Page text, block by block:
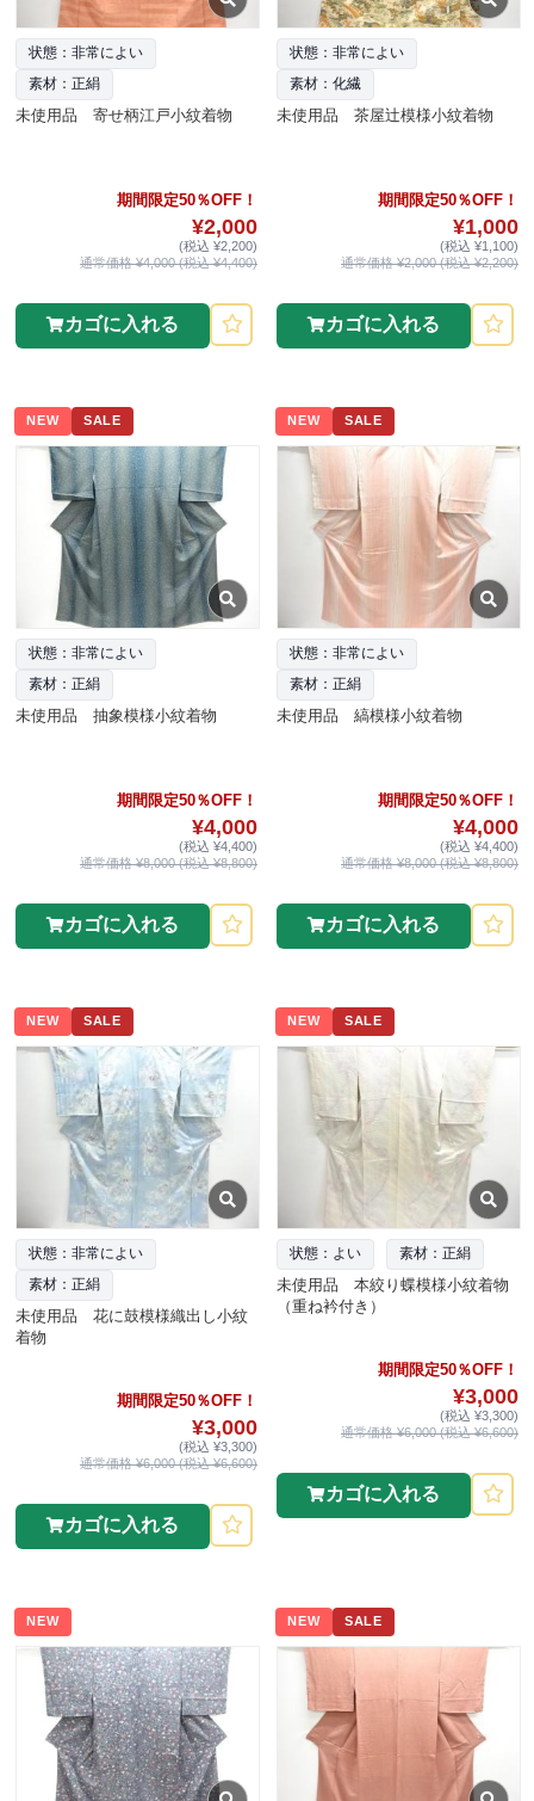
状態：非常によい
素材：正絹
未使用品 寄せ柄江戸小紋着物
期間限定50％OFF！
¥2,000
(税込 ¥2,200)
通常価格 ¥4,000 (税込 ¥4,400)
カゴに入れる
状態：非常によい
素材：化繊
未使用品 茶屋辻模様小紋着物
期間限定50％OFF！
¥1,000
(税込 ¥1,100)
通常価格 ¥2,000 (税込 ¥2,200)
カゴに入れる
NEW SALE
状態：非常によい
素材：正絹
未使用品 抽象模様小紋着物
期間限定50％OFF！
¥4,000
(税込 ¥4,400)
通常価格 ¥8,000 (税込 ¥8,800)
カゴに入れる
NEW SALE
状態：非常によい
素材：正絹
未使用品 縞模様小紋着物
期間限定50％OFF！
¥4,000
(税込 ¥4,400)
通常価格 ¥8,000 (税込 ¥8,800)
カゴに入れる
NEW SALE
状態：非常によい
素材：正絹
未使用品 花に鼓模様織出し小紋
着物
期間限定50％OFF！
¥3,000
(税込 ¥3,300)
通常価格 ¥6,000 (税込 ¥6,600)
カゴに入れる
NEW SALE
状態：よい 素材：正絹
未使用品 本絞り蝶模様小紋着物
（重ね衿付き）
期間限定50％OFF！
¥3,000
(税込 ¥3,300)
通常価格 ¥6,000 (税込 ¥6,600)
カゴに入れる
NEW NEW SALE